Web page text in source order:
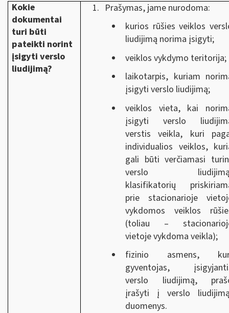
Kokie
dokumentai
turi būti
pateikti norint
įsigyti verslo
liudijimą?
Prašymas, jame nurodoma:
kurios rūšies veiklos
liudijimą norima įsigyti;
veiklos vykdymo teritorija;
laikotarpis, kuriam
įsigyti verslo liudijimą;
veiklos vieta, kai
įsigyti verslo
verstis veikla, kuri
individualios veiklos,
gali būti verčiamasi
verslo
klasifikatorių
prie stacionarioje
vykdomos veiklos
(toliau –
vietoje vykdoma veikla);
fizinio asmens,
gyventojas,
verslo liudijimą,
įrašyti į verslo
duomenys.